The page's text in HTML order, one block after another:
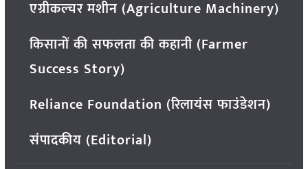
एग्रीकल्चर मशीन (Agriculture Machinery)
किसानों की सफलता की कहानी (Farmer
Success Story)
Reliance Foundation (रिलायंस फाउंडेशन)
संपादकीय (Editorial)